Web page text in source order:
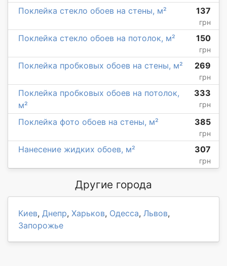
Поклейка стекло обоев на стены, м² 137
грн
Поклейка стекло обоев на потолок, м² 150
грн
Поклейка пробковых обоев на стены, м² 269
грн
Поклейка пробковых обоев на потолок,
м²
333
грн
Поклейка фото обоев на стены, м² 385
грн
Нанесение жидких обоев, м² 307
грн
Другие города
Киев, Днепр, Харьков, Одесса, Львов,
Запорожье